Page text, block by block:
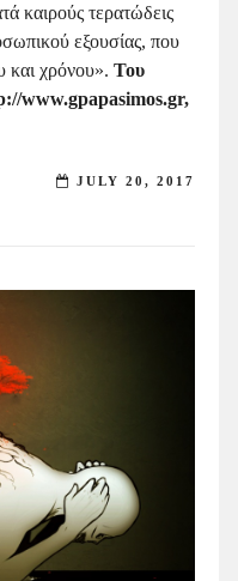
καιρούς τερατώδεις
εξουσίας, που
και χρόνου». Του
www.gpapasimos.gr,
JULY 20, 2017